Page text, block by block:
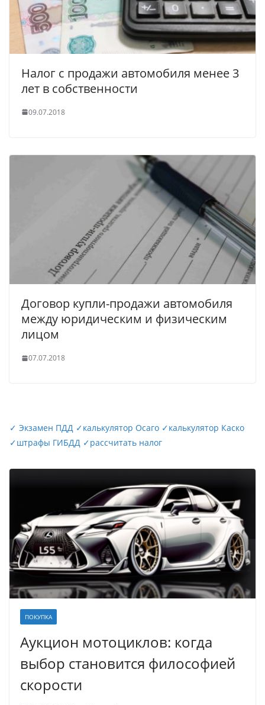
Налог с продажи автомобиля менее 3
лет в собственности
09.07.2018
Договор купли-продажи автомобиля
между юридическим и физическим
лицом
07.07.2018
✓ Экзамен ПДД ✓калькулятор Осаго ✓калькулятор Каско
✓штрафы ГИБДД ✓рассчитать налог
ПОКУПКА
Аукцион мотоциклов: когда
выбор становится философией
скорости